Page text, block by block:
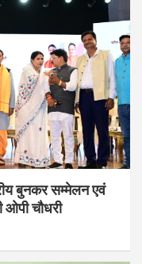
बुनकर सम्मेलन एवं
ओपी चौधरी